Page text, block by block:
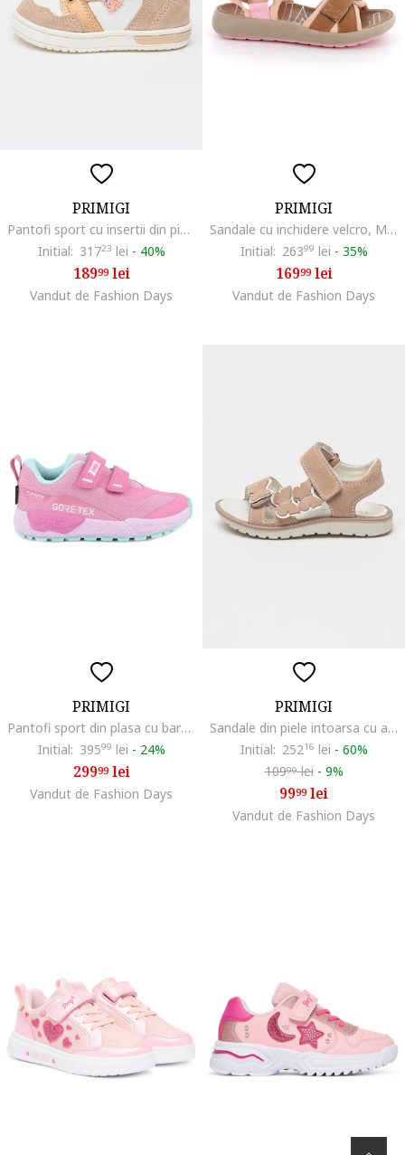
PRIMIGI
Pantofi sport cu insertii din piele intoarsa, Alb/Roz prafuit
Initial: 31723 lei - 40%
18999lei
Vandut de Fashion Days
PRIMIGI
Sandale cu inchidere velcro, Maro scortisoara/Roz pastel/Piersica
Initial: 26399 lei - 35%
16999lei
Vandut de Fashion Days
PRIMIGI
Pantofi sport din plasa cu barete cu inchidere cu velcro, Alb/Roz deschis
Initial: 39599 lei - 24%
29999lei
Vandut de Fashion Days
PRIMIGI
Sandale din piele intoarsa cu aplicatii, Roz pal
Initial: 25216 lei - 60%
10999lei - 9%
9999lei
Vandut de Fashion Days